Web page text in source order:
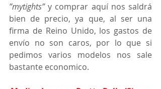
”mytights” y comprar aquí nos saldrá
bien de precio, ya que, al ser una
firma de Reino Unido, los gastos de
envío no son caros, por lo que si
pedimos varios modelos nos sale
bastante economico.